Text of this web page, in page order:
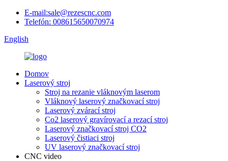
E-mail:sale@rezescnc.com
Telefón: 008615650070974
English
Domov
Laserový stroj
Stroj na rezanie vláknovým laserom
Vláknový laserový značkovací stroj
Laserový zvárací stroj
Co2 laserový gravírovací a rezací stroj
Laserový značkovací stroj CO2
Laserový čistiaci stroj
UV laserový značkovací stroj
CNC video